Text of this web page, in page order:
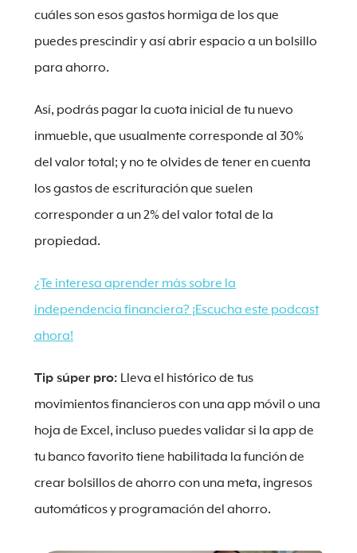
cuáles son esos gastos hormiga de los que
puedes prescindir y así abrir espacio a un bolsillo
para ahorro.
Así, podrás pagar la cuota inicial de tu nuevo
inmueble, que usualmente corresponde al 30%
del valor total; y no te olvides de tener en cuenta
los gastos de escrituración que suelen
corresponder a un 2% del valor total de la
propiedad.
¿Te interesa aprender más sobre la
independencia financiera? ¡Escucha este podcast
ahora!
Tip súper pro: Lleva el histórico de tus
movimientos financieros con una app móvil o una
hoja de Excel, incluso puedes validar si la app de
tu banco favorito tiene habilitada la función de
crear bolsillos de ahorro con una meta, ingresos
automáticos y programación del ahorro.